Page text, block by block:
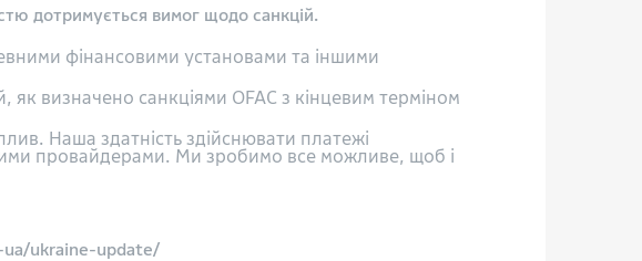
дотримується вимог щодо санкцій.
фінансовими установами та іншими
визначено санкціями OFAC з кінцевим терміном
Наша здатність здійснювати платежі
провайдерами. Ми зробимо все можливе, щоб і
ua/ukraine-update/